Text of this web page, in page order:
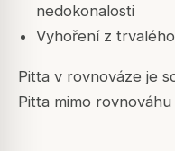
nedokonalosti
Vyhoření z
Pitta v rovnováze je
Pitta mimo